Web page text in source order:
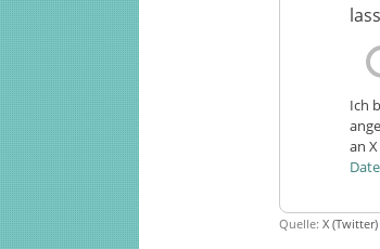
Ich
an
Quelle: X (Twitter)